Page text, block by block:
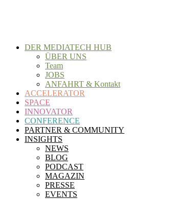
DER MEDIATECH HUB
ÜBER UNS
Team
JOBS
ANFAHRT & Kontakt
ACCELERATOR
SPACE
INNOVATOR
CONFERENCE
PARTNER & COMMUNITY
INSIGHTS
NEWS
BLOG
PODCAST
MAGAZIN
PRESSE
EVENTS